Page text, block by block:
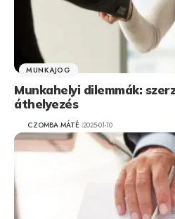
MUNKAJOG
Munkahelyi dilemmák:
áthelyezés
CZOMBA MÁTÉ 2025-01-10